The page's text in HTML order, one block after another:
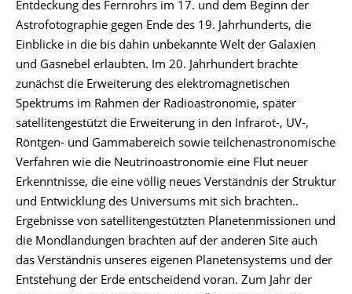
Entdeckung des Fernrohrs im 17. und dem Beginn der
Astrofotographie gegen Ende des 19. Jahrhunderts, die
Einblicke in die bis dahin unbekannte Welt der Galaxien
und Gasnebel erlaubten. Im 20. Jahrhundert brachte
zunächst die Erweiterung des elektromagnetischen
Spektrums im Rahmen der Radioastronomie, später
satellitengestützt die Erweiterung in den Infrarot-, UV-,
Röntgen- und Gammabereich sowie teilchenastronomische
Verfahren wie die Neutrinoastronomie eine Flut neuer
Erkenntnisse, die eine völlig neues Verständnis der Struktur
und Entwicklung des Universums mit sich brachten..
Ergebnisse von satellitengestützten Planetenmissionen und
die Mondlandungen brachten auf der anderen Site auch
das Verständnis unseres eigenen Planetensystems und der
Entstehung der Erde entscheidend voran. Zum Jahr der